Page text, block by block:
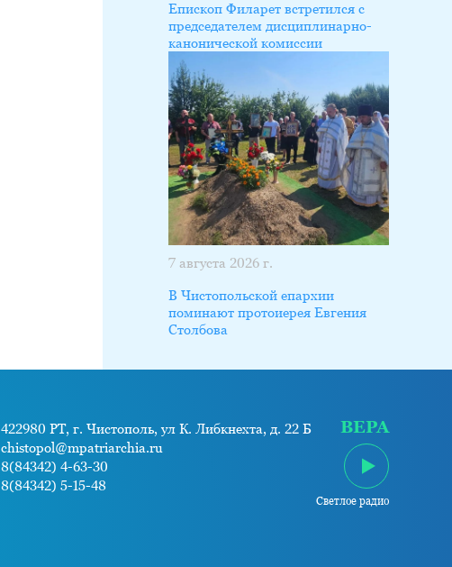
Епископ Филарет встретился с
председателем дисциплинарно-
канонической комиссии
7 августа 2026 г.
В Чистопольской епархии
поминают протоиерея Евгения
Столбова
422980 РТ, г. Чистополь, ул К. Либкнехта, д. 22 Б
chistopol@mpatriarchia.ru
8(84342) 4-63-30
8(84342) 5-15-48
ВЕРА
Светлое радио